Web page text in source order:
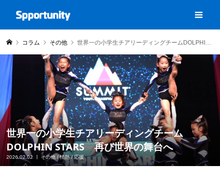
コラム その他 世界一の小学生チアリーディングチームDOLPHIN STARS 再び世界の舞台へ
世界一の小学生チアリーディングチーム
DOLPHIN STARS 再び世界の舞台へ
2026.02.02 その他 /情熱/応援